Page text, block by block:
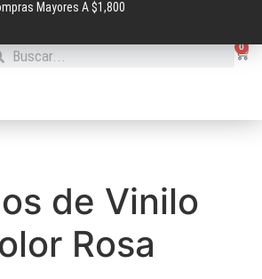
Mayores A $1,800
0
de Vinilo
Rosa